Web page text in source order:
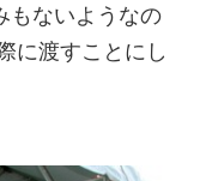
もないようなの
に渡すことにし